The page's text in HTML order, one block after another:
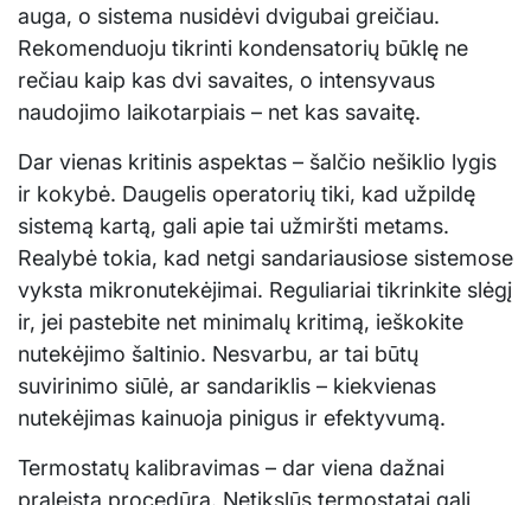
auga, o sistema nusidėvi dvigubai greičiau.
Rekomenduoju tikrinti kondensatorių būklę ne
rečiau kaip kas dvi savaites, o intensyvaus
naudojimo laikotarpiais – net kas savaitę.
Dar vienas kritinis aspektas – šalčio nešiklio lygis
ir kokybė. Daugelis operatorių tiki, kad užpildę
sistemą kartą, gali apie tai užmiršti metams.
Realybė tokia, kad netgi sandariausiose sistemose
vyksta mikronutekėjimai. Reguliariai tikrinkite slėgį
ir, jei pastebite net minimalų kritimą, ieškokite
nutekėjimo šaltinio. Nesvarbu, ar tai būtų
suvirinimo siūlė, ar sandariklis – kiekvienas
nutekėjimas kainuoja pinigus ir efektyvumą.
Termostatų kalibravimas – dar viena dažnai
praleista procedūra. Netikslūs termostatai gali